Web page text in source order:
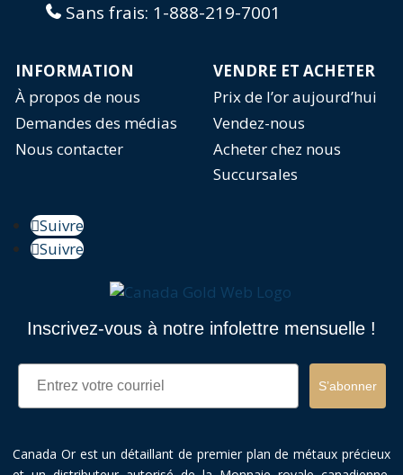
Sans frais: 1-888-219-7001
INFORMATION
VENDRE ET ACHETER
À propos de nous
Prix de l’or aujourd’hui
Demandes des médias
Vendez-nous
Nous contacter
Acheter chez nous
Succursales
Suivre
Suivre
Inscrivez-vous à notre infolettre mensuelle !
Email
S’abonner
Canada Or est un détaillant de premier plan de métaux précieux